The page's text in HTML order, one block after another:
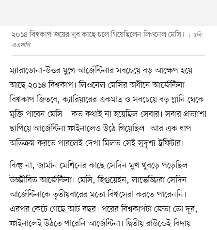
২০১৪ বিশ্বকাপ জয়ের খুব কাছে চলে গিয়েছিলেন লিওনেল মেসি।
ছবি:
এএফপি
ম্যারাডোনা-উত্তর যুগে আর্জেন্টিনার সবচেয়ে বড় আক্ষেপ হয়ে
আছে ২০১৪ বিশ্বকাপ। লিওনেল মেসির অধীনে আর্জেন্টিনা
বিশ্বকাপ জিতবে, ক্যারিয়ারের একমাত্র ও সবচেয়ে বড় গ্লানি থেকে
মুক্তি পাবেন মেসি—কত কথাই না হয়েছিল সেবার। সবার প্রত্যাশা
ছাপিয়ে আর্জেন্টিনা ফাইনালেও উঠে গিয়েছিল। আর এক ধাপ
অতিক্রম করতে পারলেই দেখা মিলত সেই সুদৃশ্য ট্রফিটার।
কিন্তু না, জার্মান মেশিনের কাছে সেদিন মুখ থুবড়ে পড়েছিল
উজ্জীবিত আর্জেন্টিনা। মেসি, হিগুয়েইন, লাভেজ্জিরা সেদিন
আর্জেন্টিনাকে তৃতীয়বারের মতো বিশ্বসেরা করতে পারেননি।
এরপর কেটে গেছে আট বছর। পরের বিশ্বকাপটা জেতা তো দূর,
ফাইনালেই উঠতে পারেনি আর্জেন্টিনা। দ্বিতীয় রাউন্ডেই বিদায়